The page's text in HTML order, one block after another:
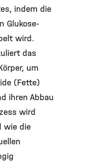
indem die
Glukose-
wird.
das
um
(Fette)
ihren Abbau
wird
wie die